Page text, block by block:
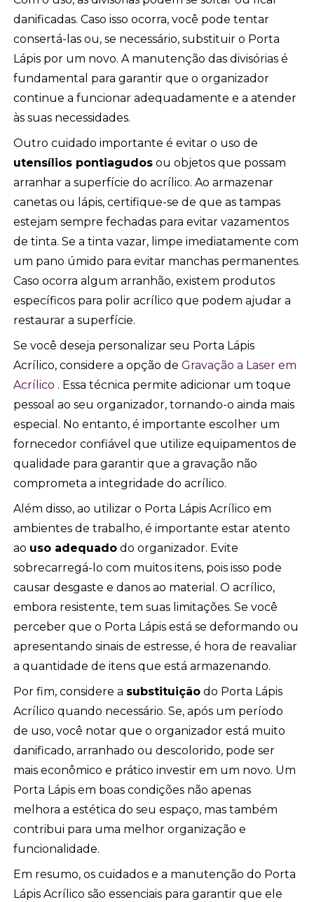
danificadas. Caso isso ocorra, você pode tentar
consertá-las ou, se necessário, substituir o Porta
Lápis por um novo. A manutenção das divisórias é
fundamental para garantir que o organizador
continue a funcionar adequadamente e a atender
às suas necessidades.
Outro cuidado importante é evitar o uso de
utensílios pontiagudos ou objetos que possam
arranhar a superfície do acrílico. Ao armazenar
canetas ou lápis, certifique-se de que as tampas
estejam sempre fechadas para evitar vazamentos
de tinta. Se a tinta vazar, limpe imediatamente com
um pano úmido para evitar manchas permanentes.
Caso ocorra algum arranhão, existem produtos
específicos para polir acrílico que podem ajudar a
restaurar a superfície.
Se você deseja personalizar seu Porta Lápis
Acrílico, considere a opção deGravação a Laser em
Acrílico . Essa técnica permite adicionar um toque
pessoal ao seu organizador, tornando-o ainda mais
especial. No entanto, é importante escolher um
fornecedor confiável que utilize equipamentos de
qualidade para garantir que a gravação não
comprometa a integridade do acrílico.
Além disso, ao utilizar o Porta Lápis Acrílico em
ambientes de trabalho, é importante estar atento
ao uso adequado do organizador. Evite
sobrecarregá-lo com muitos itens, pois isso pode
causar desgaste e danos ao material. O acrílico,
embora resistente, tem suas limitações. Se você
perceber que o Porta Lápis está se deformando ou
apresentando sinais de estresse, é hora de reavaliar
a quantidade de itens que está armazenando.
Por fim, considere a substituição do Porta Lápis
Acrílico quando necessário. Se, após um período
de uso, você notar que o organizador está muito
danificado, arranhado ou descolorido, pode ser
mais econômico e prático investir em um novo. Um
Porta Lápis em boas condições não apenas
melhora a estética do seu espaço, mas também
contribui para uma melhor organização e
funcionalidade.
Em resumo, os cuidados e a manutenção do Porta
Lápis Acrílico são essenciais para garantir que ele